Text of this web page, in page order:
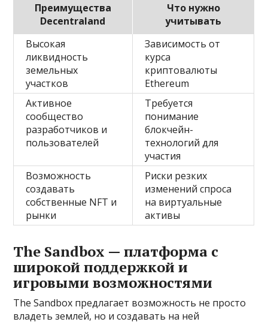
Преимущества
Decentraland
Что нужно
учитывать
Высокая
ликвидность
земельных
участков
Зависимость от
курса
криптовалюты
Ethereum
Активное
сообщество
разработчиков и
пользователей
Требуется
понимание
блокчейн-
технологий для
участия
Возможность
создавать
собственные NFT и
рынки
Риски резких
изменений спроса
на виртуальные
активы
The Sandbox — платформа с
широкой поддержкой и
игровыми возможностями
The Sandbox предлагает возможность не просто
владеть землей, но и создавать на ней